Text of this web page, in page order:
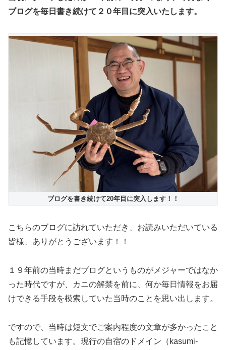
ブログを毎日書き続けて２０年目に突入いたします。
ブログを書き続けて20年目に突入します！！
こちらのブログに訪れていただき、お読みいただいている
皆様、ありがとうございます！！
１９年前の当時まだブログというものがメジャーではなか
った時代ですが、カニの解禁を前に、何か毎日情報をお届
けできる手段を模索していた当時のことを思い出します。
ですので、当時は短文でご案内程度の文章が多かったこと
も記憶しています。現行の自宿のドメイン（kasumi-